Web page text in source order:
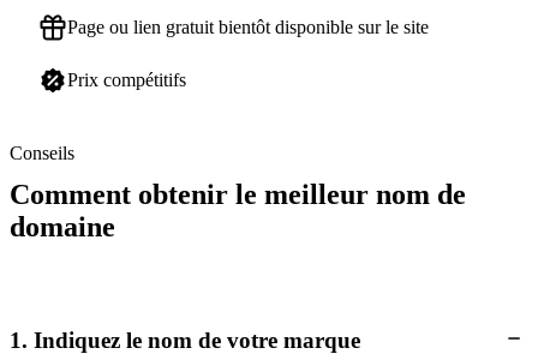
Page ou lien gratuit bientôt disponible sur le site
Prix compétitifs
Conseils
Comment obtenir le meilleur nom de
domaine
1. Indiquez le nom de votre marque